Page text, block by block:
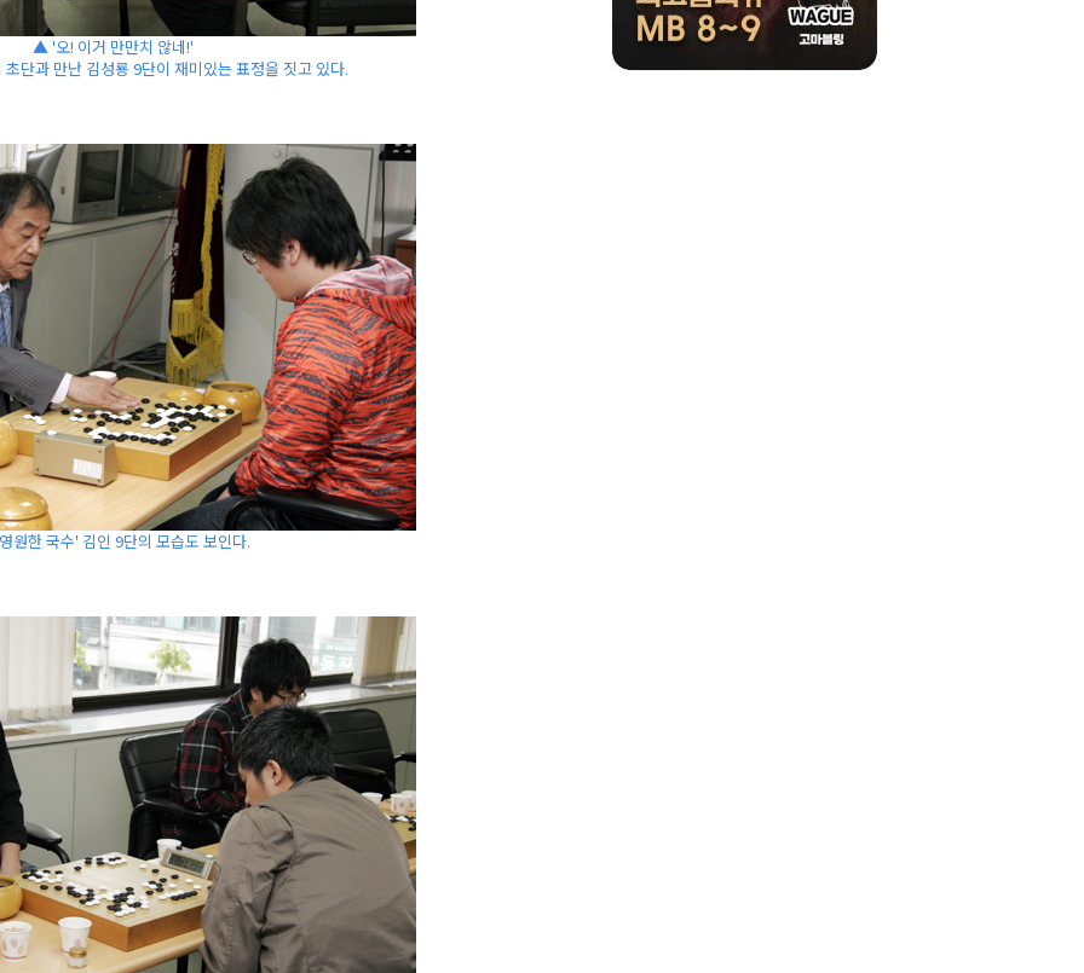
▲ '오! 이거 만만치 않네!'
단과 만난 김성룡 9단이 재미있는 표정을 짓고 있다.
원한 국수' 김인 9단의 모습도 보인다.